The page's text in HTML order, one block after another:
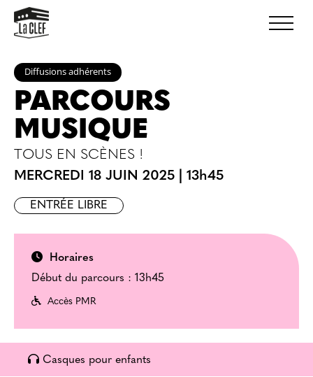
Diffusions adhérents
PARCOURS
MUSIQUE
TOUS EN SCÈNES !
MERCREDI 18 JUIN 2025
13h45
ENTRÉE LIBRE
Horaires
Début du parcours : 13h45
Accès PMR
Casques pour enfants